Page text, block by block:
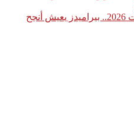
بين إنجازات 2025 وطموحات 2026.. بيراميدز يعيش أنجح